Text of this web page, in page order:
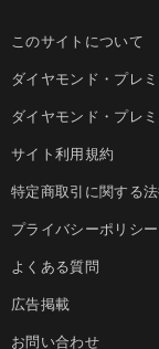
このサイトについて
ダイヤモンド・プレ
ダイヤモンド・プレ
サイト利用規約
特定商取引に関する
プライバシーポリシ
よくある質問
広告掲載
お問い合わせ